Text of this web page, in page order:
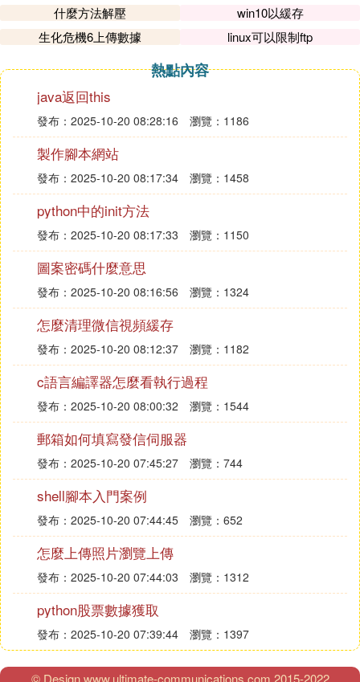
什麼方法解壓
win10以緩存
生化危機6上傳數據
linux可以限制ftp
熱點內容
java返回this
發布：2025-10-20 08:28:16 瀏覽：1186
製作腳本網站
發布：2025-10-20 08:17:34 瀏覽：1458
python中的init方法
發布：2025-10-20 08:17:33 瀏覽：1150
圖案密碼什麼意思
發布：2025-10-20 08:16:56 瀏覽：1324
怎麼清理微信視頻緩存
發布：2025-10-20 08:12:37 瀏覽：1182
c語言編譯器怎麼看執行過程
發布：2025-10-20 08:00:32 瀏覽：1544
郵箱如何填寫發信伺服器
發布：2025-10-20 07:45:27 瀏覽：744
shell腳本入門案例
發布：2025-10-20 07:44:45 瀏覽：652
怎麼上傳照片瀏覽上傳
發布：2025-10-20 07:44:03 瀏覽：1312
python股票數據獲取
發布：2025-10-20 07:39:44 瀏覽：1397
© Design www.ultimate-communications.com 2015-2022